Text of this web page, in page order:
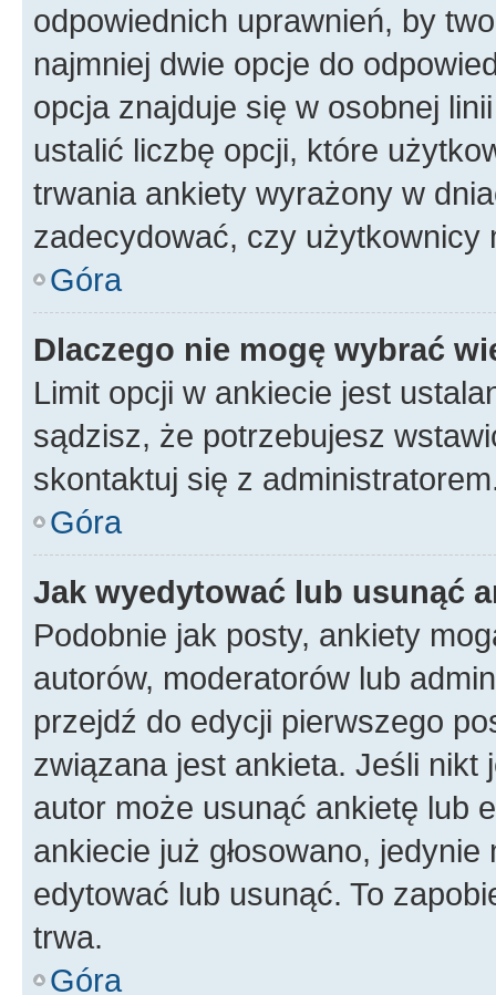
odpowiednich uprawnień, by
najmniej dwie opcje do
opcja znajduje się w osobnej
ustalić liczbę opcji, które
trwania ankiety wyrażony w
zadecydować, czy użytkownicy
Góra
Dlaczego nie mogę wybrać
Limit opcji w ankiecie jest
sądzisz, że potrzebujesz
skontaktuj się z
Góra
Jak wyedytować lub usunąć
Podobnie jak posty, ankiety
autorów, moderatorów lub
przejdź do edycji pierwszego
związana jest ankieta. Jeśli nikt
autor może usunąć ankietę lub
ankiecie już głosowano,
edytować lub usunąć. To
trwa.
Góra